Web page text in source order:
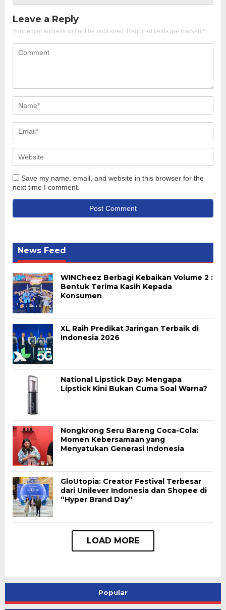
Leave a Reply
Your email address will not be published. Required fields are marked *
Save my name, email, and website in this browser for the
next time I comment.
News Feed
WINCheez Berbagi Kebaikan Volume 2 :
Bentuk Terima Kasih Kepada
Konsumen
XL Raih Predikat Jaringan Terbaik di
Indonesia 2026
National Lipstick Day: Mengapa
Lipstick Kini Bukan Cuma Soal Warna?
Nongkrong Seru Bareng Coca-Cola:
Momen Kebersamaan yang
Menyatukan Generasi Indonesia
GloUtopia: Creator Festival Terbesar
dari Unilever Indonesia dan Shopee di
“Hyper Brand Day”
Popular